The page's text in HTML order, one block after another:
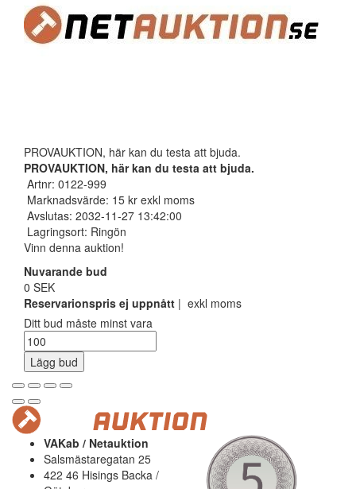
PROVAUKTION, här kan du testa att bjuda.
PROVAUKTION, här kan du testa att bjuda.
Artnr: 0122-999
Marknadsvärde: 15 kr exkl moms
Avslutas: 2032-11-27 13:42:00
Lagringsort: Ringön
Vinn denna auktion!
Nuvarande bud
0 SEK
Reservarionspris ej uppnått | exkl moms
Ditt bud måste minst vara
Lägg bud
VAKab / Netauktion
Salsmästaregatan 25
422 46 Hisings Backa /